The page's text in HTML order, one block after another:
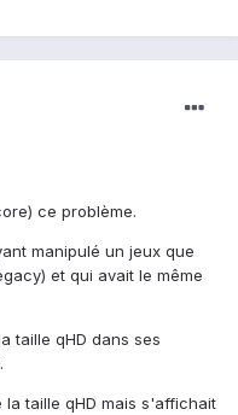
ce problème.
manipulé un jeux que
et qui avait le même
taille qHD dans ses
taille qHD mais s'affichait